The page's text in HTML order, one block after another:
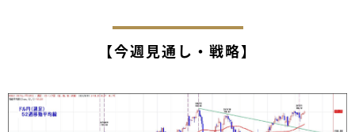
【今週見通し・戦略】